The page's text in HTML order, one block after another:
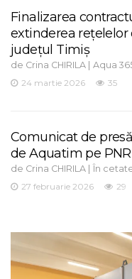
Finalizarea
extinderea rețelelor
județul Timiș
de Crina CHIRILA | Aqua
24 martie 2026
35
Comunicat de
de Aquatim pe
de Crina CHIRILA | În
27 februarie 2026
29